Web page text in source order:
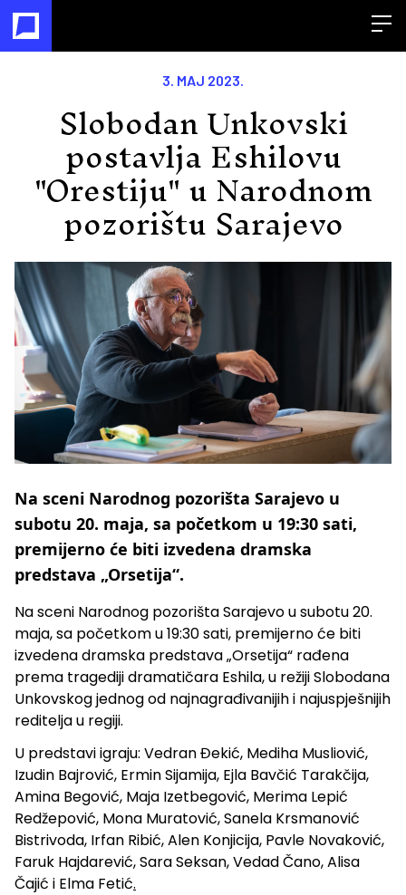
3. MAJ 2023.
Slobodan Unkovski
postavlja Eshilovu
"Orestiju" u Narodnom
pozorištu Sarajevo
Na sceni Narodnog pozorišta Sarajevo u
subotu 20. maja, sa početkom u 19:30 sati,
premijerno će biti izvedena dramska
predstava „Orsetija“.
Na sceni Narodnog pozorišta Sarajevo u subotu 20.
maja, sa početkom u 19:30 sati, premijerno će biti
izvedena dramska predstava „Orsetija“ rađena
prema tragediji dramatičara Eshila, u režiji Slobodana
Unkovskog jednog od najnagrađivanijih i najuspješnijih
reditelja u regiji.
U predstavi igraju: Vedran Đekić, Mediha Musliović,
Izudin Bajrović, Ermin Sijamija, Ejla Bavčić Tarakčija,
Amina Begović, Maja Izetbegović, Merima Lepić
Redžepović, Mona Muratović, Sanela Krsmanović
Bistrivoda, Irfan Ribić, Alen Konjicija, Pavle Novaković,
Faruk Hajdarević, Sara Seksan, Vedad Čano, Alisa
Čajić i Elma Fetić.